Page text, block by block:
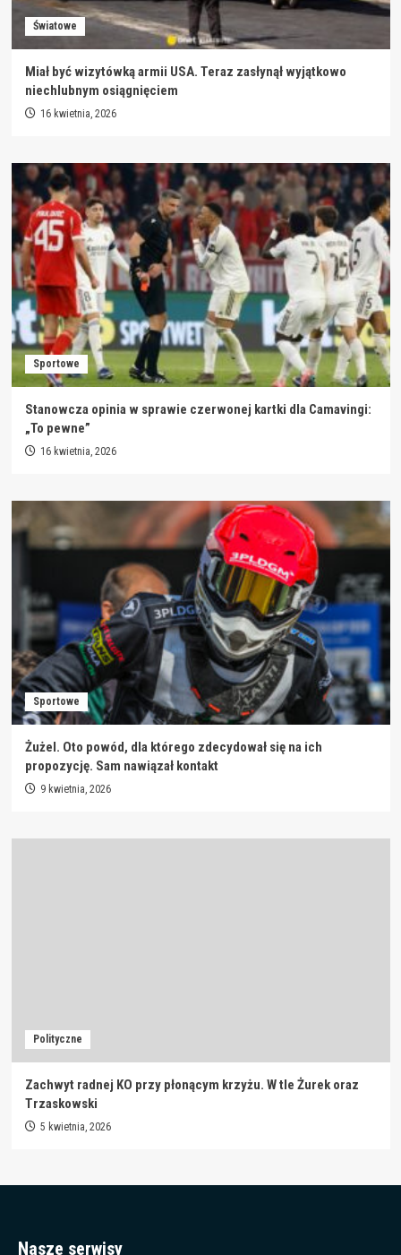
Światowe
Miał być wizytówką armii USA. Teraz zasłynął wyjątkowo
niechlubnym osiągnięciem
16 kwietnia, 2026
Sportowe
Stanowcza opinia w sprawie czerwonej kartki dla Camavingi:
„To pewne”
16 kwietnia, 2026
Sportowe
Żużel. Oto powód, dla którego zdecydował się na ich
propozycję. Sam nawiązał kontakt
9 kwietnia, 2026
Polityczne
Zachwyt radnej KO przy płonącym krzyżu. W tle Żurek oraz
Trzaskowski
5 kwietnia, 2026
Nasze serwisy